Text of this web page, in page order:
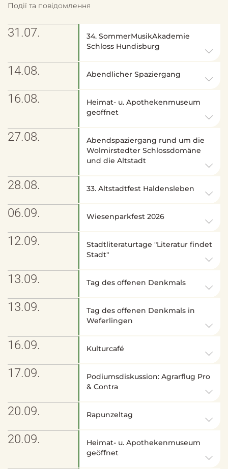
Події та повідомлення
31.07.
34. SommerMusikAkademie
Schloss Hundisburg
14.08. Abendlicher Spaziergang
16.08.
Heimat- u. Apothekenmuseum
geöffnet
27.08.
Abendspaziergang rund um die
Wolmirstedter Schlossdomäne
und die Altstadt
28.08. 33. Altstadtfest Haldensleben
06.09. Wiesenparkfest 2026
12.09.
Stadtliteraturtage "Literatur findet
Stadt"
13.09. Tag des offenen Denkmals
13.09.
Tag des offenen Denkmals in
Weferlingen
16.09. Kulturcafé
17.09.
Podiumsdiskussion: Agrarflug Pro
& Contra
20.09. Rapunzeltag
20.09.
Heimat- u. Apothekenmuseum
geöffnet